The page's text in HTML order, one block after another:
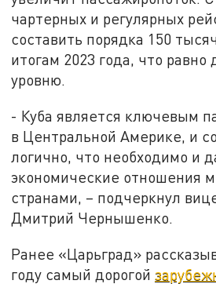
чартерных и регулярных
составить порядка 150
итогам 2023 года, что
уровню.
- Куба является ключевым
в Центральной Америке, и
логично, что необходимо и
экономические отношения
странами, – подчеркнул
Дмитрий Чернышенко.
Ранее «Царьград»
году самый дорогой